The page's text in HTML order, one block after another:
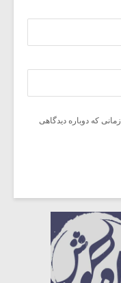
که دوباره دیدگاهی